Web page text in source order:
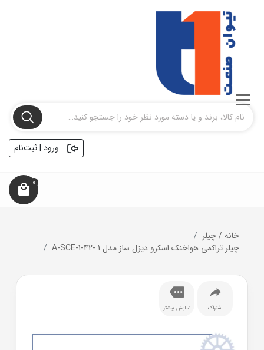
ورود | ثبت‌نام
0
خانه/چیلر
چیلر تراکمی هواخنک اسکرو دیزل ساز مدل 1 -A-SCE-1-42
اشتراک نمایش بیشتر